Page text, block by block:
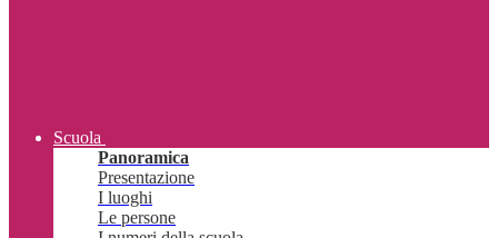
Scuola
Panoramica
Presentazione
I luoghi
Le persone